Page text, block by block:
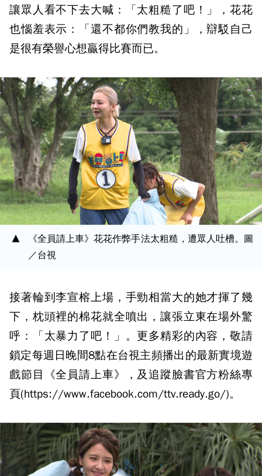
讓眾人看不下去大喊：「太粗糙了吧！」，花花
也惱羞表示：「還不都你們教我的」，辯駁自己
是很有榮譽心想贏得比賽而已。
《全員請上車》花花作弊手法太粗糙，遭眾人吐槽。圖
／台視
接著輪到李宣榕上場，手勁相當大的她才揮了幾
下，枕頭裡的棉花就全噴出，讓張立東在場外驚
呼：「太暴力了吧！」。更多精彩的內容，敬請
鎖定每週日晚間8點在台視主頻播出的最新實境遊
戲節目《全員請上車》，及追蹤臉書官方粉絲專
頁(https://www.facebook.com/ttv.ready.go/)。